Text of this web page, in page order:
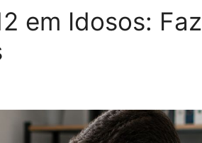
em Idosos: Faz